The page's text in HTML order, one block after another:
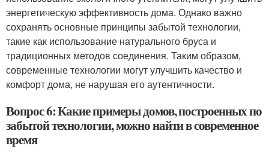
энергетическую эффективность дома. Однако важно
сохранять основные принципы забытой технологии,
такие как использование натурального бруса и
традиционных методов соединения. Таким образом,
современные технологии могут улучшить качество и
комфорт дома, не нарушая его аутентичности.
Вопрос 6: Какие примеры домов, построенных по
забытой технологии, можно найти в современное
время